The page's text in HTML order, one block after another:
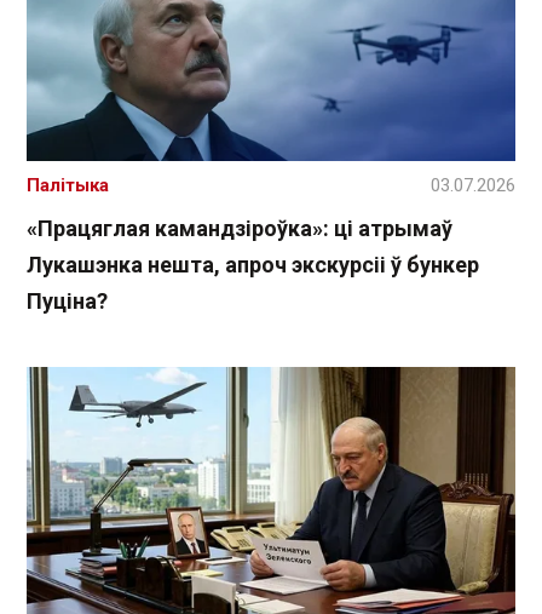
«Працяглая камандзіроўка»: ці атрымаў
Лукашэнка нешта, апроч экскурсіі ў бункер
Пуціна?
Палітыка 03.07.2026